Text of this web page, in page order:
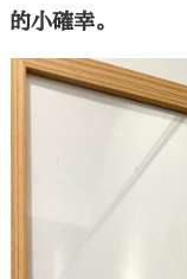
的小確幸。